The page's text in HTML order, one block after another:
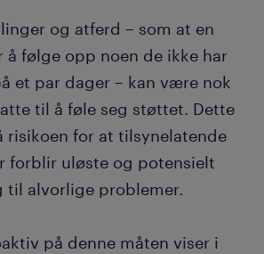
og atferd – som at en
å følge opp noen de ikke har
et par dager – kan være nok
til å føle seg støttet. Dette
risikoen for at tilsynelatende
forblir uløste og potensielt
til alvorlige problemer.
på denne måten viser i